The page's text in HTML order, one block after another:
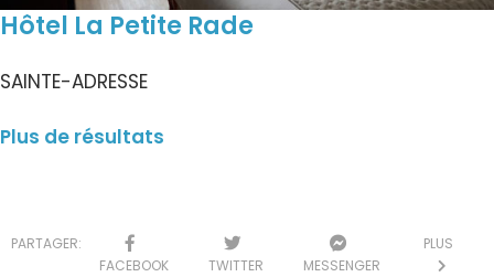
Hôtel La Petite Rade
SAINTE-ADRESSE
Plus de résultats
PARTAGER:
FACEBOOK
TWITTER MESSENGER
PLUS